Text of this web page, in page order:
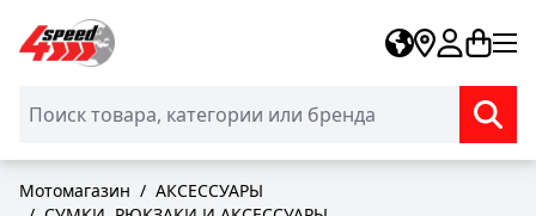
Skip to Content
Мотомагазин / АКСЕССУАРЫ